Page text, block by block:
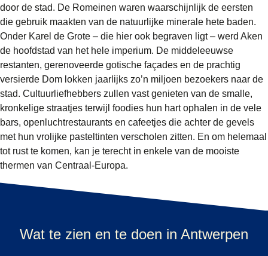
door de stad. De Romeinen waren waarschijnlijk de eersten
die gebruik maakten van de natuurlijke minerale hete baden.
Onder Karel de Grote – die hier ook begraven ligt – werd Aken
de hoofdstad van het hele imperium. De middeleeuwse
restanten, gerenoveerde gotische façades en de prachtig
versierde Dom lokken jaarlijks zo’n miljoen bezoekers naar de
stad. Cultuurliefhebbers zullen vast genieten van de smalle,
kronkelige straatjes terwijl foodies hun hart ophalen in de vele
bars, openluchtrestaurants en cafeetjes die achter de gevels
met hun vrolijke pasteltinten verscholen zitten. En om helemaal
tot rust te komen, kan je terecht in enkele van de mooiste
thermen van Centraal-Europa.
Wat te zien en te doen in Antwerpen